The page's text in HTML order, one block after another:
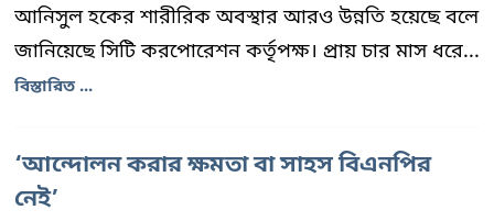
আনিসুল হকের শারীরিক অবস্থার আরও উন্নতি হয়েছে বলে
জানিয়েছে সিটি করপোরেশন কর্তৃপক্ষ। প্রায় চার মাস ধরে...
বিস্তারিত ...
‘আন্দোলন করার ক্ষমতা বা সাহস বিএনপির
নেই’